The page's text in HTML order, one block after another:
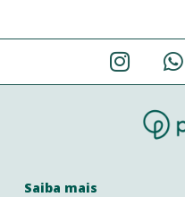
Alternative:
Saiba mais